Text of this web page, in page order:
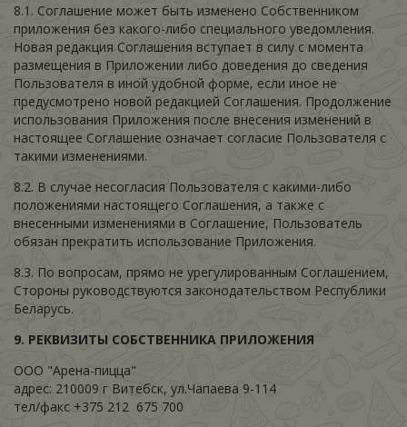
8.1. Соглашение может быть изменено Собственником
приложения без какого-либо специального уведомления.
Новая редакция Соглашения вступает в силу с момента
размещения в Приложении либо доведения до сведения
Пользователя в иной удобной форме, если иное не
предусмотрено новой редакцией Соглашения. Продолжение
использования Приложения после внесения изменений в
настоящее Соглашение означает согласие Пользователя с
такими изменениями.
8.2. В случае несогласия Пользователя с какими-либо
положениями настоящего Соглашения, а также с
внесенными изменениями в Соглашение, Пользователь
обязан прекратить использование Приложения.
8.3. По вопросам, прямо не урегулированным Соглашением,
Стороны руководствуются законодательством Республики
Беларусь.
9. РЕКВИЗИТЫ СОБСТВЕННИКА ПРИЛОЖЕНИЯ
ООО "Арена-пицца"
адрес: 210009 г Витебск, ул.Чапаева 9-114
тел/факс ‎+375 212 675 700